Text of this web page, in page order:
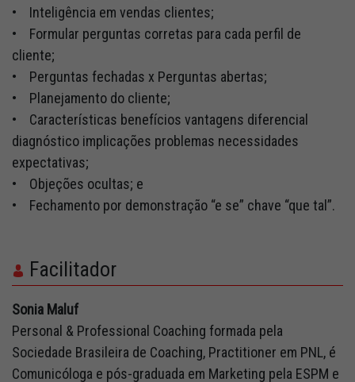
• Inteligência em vendas clientes;
• Formular perguntas corretas para cada perfil de
cliente;
• Perguntas fechadas x Perguntas abertas;
• Planejamento do cliente;
• Características benefícios vantagens diferencial
diagnóstico implicações problemas necessidades
expectativas;
• Objeções ocultas; e
• Fechamento por demonstração “e se” chave “que tal”.
Facilitador
Sonia Maluf
Personal & Professional Coaching formada pela
Sociedade Brasileira de Coaching, Practitioner em PNL, é
Comunicóloga e pós-graduada em Marketing pela ESPM e